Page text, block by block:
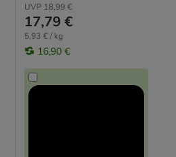
UVP 18,99 €
17,79 €
5,93 € / kg
16,90 €